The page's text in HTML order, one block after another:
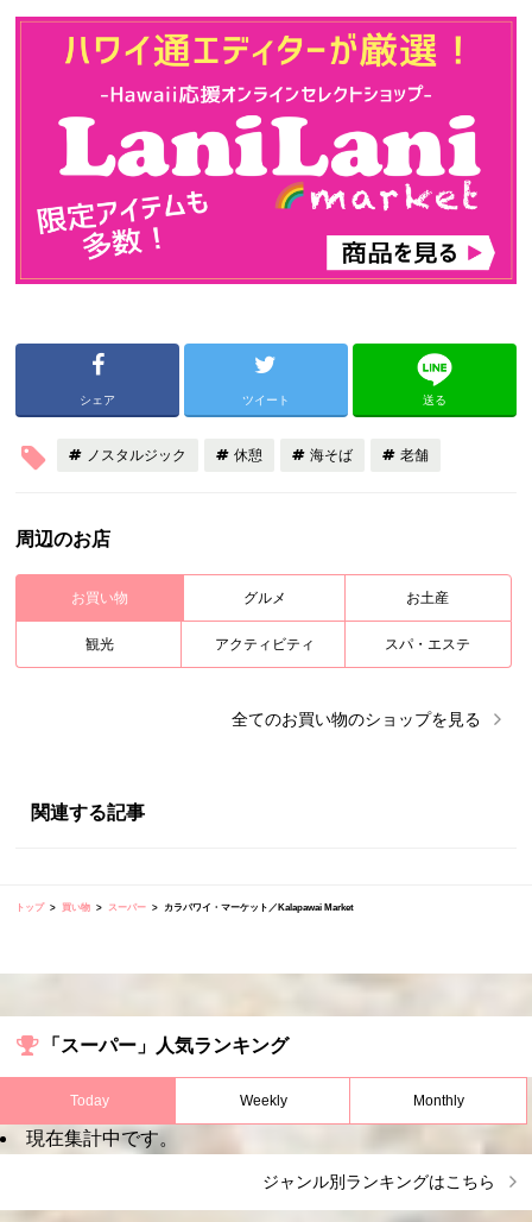
シェア ツイート 送る
ノスタルジック 休憩 海そば 老舗
周辺のお店
お買い物 グルメ お土産
観光 アクティビティ スパ・エステ
全てのお買い物のショップを見る
関連する記事
トップ 買い物 スーパー カラパワイ・マーケット／Kalapawai Market
「スーパー」人気ランキング
Today Weekly Monthly
現在集計中です。
ジャンル別ランキングはこちら